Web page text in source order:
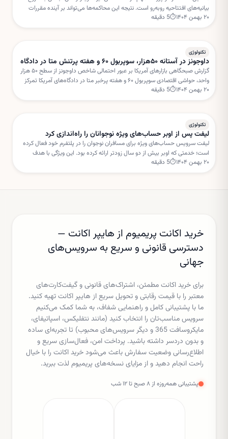
بیانیه‌های افتتاحیه روبه‌رو است. نتیجه این محاکمه‌ها می‌تواند بر آینده مقررات
شبکه‌های اجتماعی و مسئولیت پلتفرم‌ها تأثیر بگذارد.
۲۰ بهمن ۱۴۰۴ ⏱
5 دقیقه
تکنولوژی
داوجونز در آستانه ۵۰هزار، سوپربول ۶۰ و هفته پرتنش متا در دادگاه
گزارش صبحگاهی بازارهای آمریکا بر عبور احتمالی شاخص داوجونز از سطح ۵۰ هزار
واحد، حواشی اقتصادی سوپربول ۶۰ و هفته پرخبر متا در دادگاه‌های آمریکا تمرکز
دارد. این تحولات می‌تواند مسیر سهام فناوری را در کوتاه‌مدت تحت تأثیر قرار دهد.
۲۰ بهمن ۱۴۰۴ ⏱
5 دقیقه
تکنولوژی
لیفت پس از اوبر حساب‌های ویژه نوجوانان را راه‌اندازی کرد
لیفت سرویس حساب‌های ویژه برای مسافران نوجوان را در پلتفرم خود فعال کرده
است؛ خدمتی که اوبر بیش از دو سال زودتر ارائه کرده بود. این ویژگی با هدف
افزایش امنیت و نظارت والدین طراحی شده است.
۲۰ بهمن ۱۴۰۴ ⏱
5 دقیقه
خرید اکانت پریمیوم از هایپر اکانت —
دسترسی قانونی و سریع به سرویس‌های
جهانی
برای خرید اکانت مطمئن، اشتراک‌های قانونی و گیفت‌کارت‌های
معتبر را با قیمت رقابتی و تحویل سریع از هایپر اکانت تهیه کنید.
ما با پشتیبانی کامل و راهنمایی شفاف، به شما کمک می‌کنیم
سرویس مناسب‌تان را انتخاب کنید (مانند نتفلیکس، اسپاتیفای،
مایکروسافت 365 و دیگر سرویس‌های محبوب) تا تجربه‌ای ساده
و بدون دردسر داشته باشید. پرداخت امن، فعال‌سازی سریع و
اطلاع‌رسانی وضعیت سفارش باعث می‌شود خرید اکانت را با خیال
راحت انجام دهید و از مزایای نسخه‌های پریمیوم لذت ببرید.
پشتیبانی همه‌روزه از ۸ صبح تا ۱۲ شب